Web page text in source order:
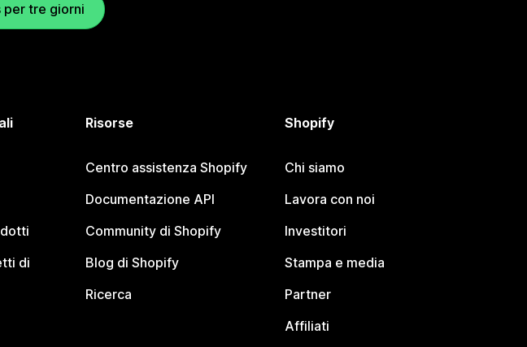
per tre giorni
di
Risorse
Centro assistenza Shopify
Documentazione API
Community di Shopify
Blog di Shopify
Ricerca
Shopify
Chi siamo
Lavora con noi
Investitori
Stampa e media
Partner
Affiliati